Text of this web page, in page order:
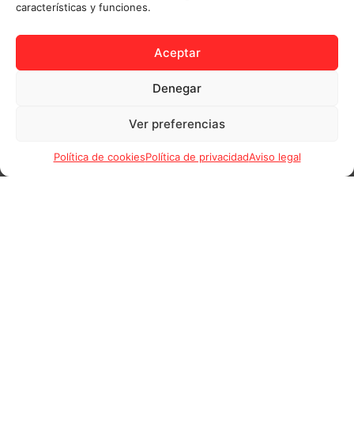
características y funciones.
Aceptar
Denegar
Ver preferencias
Política de cookiesPolítica de privacidadAviso legal